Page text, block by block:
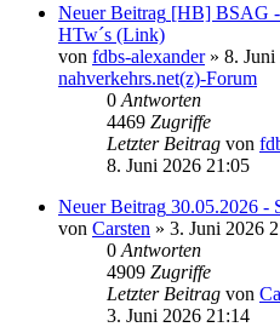
Neuer Beitrag [HB] BSAG -
HTw´s (Link)
von fdbs-alexander» 8. Juni
nahverkehrs.net(z)-Forum
0 Antworten
4469 Zugriffe
Letzter Beitrag von
8. Juni 2026 21:05
Neuer Beitrag 30.05.2026 -
von Carsten » 3. Juni 2026
0 Antworten
4909 Zugriffe
Letzter Beitrag von
3. Juni 2026 21:14